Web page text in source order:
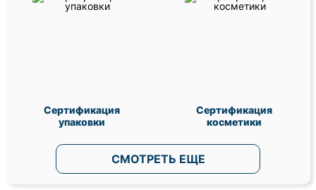
Сертификация
упаковки
Сертификация
косметики
СМОТРЕТЬ ЕЩЕ